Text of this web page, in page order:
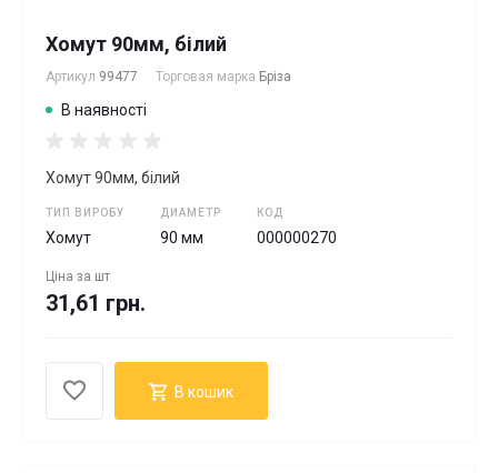
Хомут 90мм, білий
Артикул 99477 Торговая марка Бріза
В наявності
Хомут 90мм, білий
ТИП ВИРОБУ
Хомут
ДИАМЕТР
90 мм
КОД
000000270
Ціна за шт
31,61 грн.
В кошик